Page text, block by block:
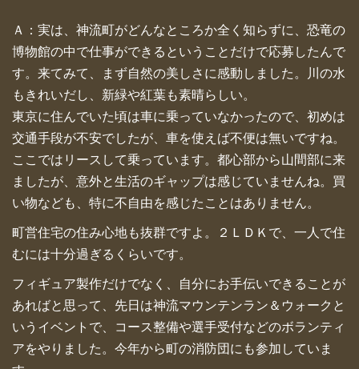
Ａ：実は、神流町がどんなところか全く知らずに、恐竜の
博物館の中で仕事ができるということだけで応募したんで
す。来てみて、まず自然の美しさに感動しました。川の水
もきれいだし、新緑や紅葉も素晴らしい。
東京に住んでいた頃は車に乗っていなかったので、初めは
交通手段が不安でしたが、車を使えば不便は無いですね。
ここではリースして乗っています。都心部から山間部に来
ましたが、意外と生活のギャップは感じていませんね。買
い物なども、特に不自由を感じたことはありません。
町営住宅の住み心地も抜群ですよ。２ＬＤＫで、一人で住
むには十分過ぎるくらいです。
フィギュア製作だけでなく、自分にお手伝いできることが
あればと思って、先日は神流マウンテンラン＆ウォークと
いうイベントで、コース整備や選手受付などのボランティ
アをやりました。今年から町の消防団にも参加していま